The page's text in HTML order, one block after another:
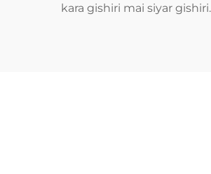
kara gishiri mai siyar gishiri.